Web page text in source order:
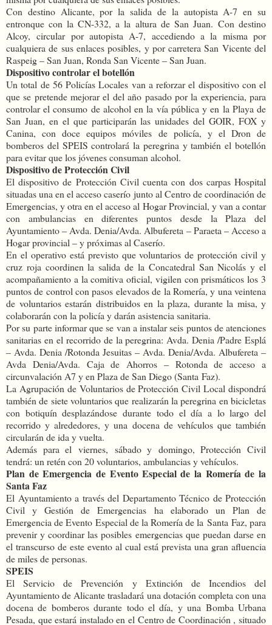
Con destino Alicante, por la salida de la autopista A-7 en su
entronque con la CN-332, a la altura de San Juan. Con destino
Alcoy, circular por autopista A-7, accediendo a la misma por
cualquiera de sus enlaces posibles, y por carretera San Vicente del
Raspeig – San Juan, Ronda San Vicente – San Juan.
Dispositivo controlar el botellón
Un total de 56 Policías Locales van a reforzar el dispositivo con el
que se pretende mejorar el del año pasado por la experiencia, para
controlar el consumo de alcohol en la vía pública y en la Playa de
San Juan, en el que participarán las unidades del GOIR, FOX y
Canina, con doce equipos móviles de policía, y el Dron de
bomberos del SPEIS controlará la peregrina y también el botellón
para evitar que los jóvenes consuman alcohol.
Dispositivo de Protección Civil
El dispositivo de Protección Civil cuenta con dos carpas Hospital
situadas una en el acceso caserío junto al Centro de coordinación de
Emergencias, y otra en el acceso al Hogar Provincial, y van a contar
con ambulancias en diferentes puntos desde la Plaza del
Ayuntamiento – Avda. Denia/Avda. Albufereta – Paraeta – Acceso a
Hogar provincial – y próximas al Caserío.
En el operativo está previsto que voluntarios de protección civil y
cruz roja coordinen la salida de la Concatedral San Nicolás y el
acompañamiento a la comitiva oficial, vigilen con prismáticos los 3
puntos de control con pasos elevados de la Romería, y una veintena
de voluntarios estarán distribuidos en la plaza, durante la misa, y
colaborarán con la policía y darán asistencia sanitaria.
Por su parte informar que se van a instalar seis puntos de atenciones
sanitarias en el recorrido de la peregrina: Avda. Denia /Padre Esplá
– Avda. Denia /Rotonda Jesuitas – Avda. Denia/Avda. Albufereta –
Avda Denia/Avda. Caja de Ahorros – Rotonda de acceso a
circunvalación A7 y en Plaza de San Diego (Santa Faz).
La Agrupación de Voluntarios de Protección Civil Local dispondrá
también de siete voluntarios que realizarán la peregrina en bicicletas
con botiquín desplazándose durante todo el día a lo largo del
recorrido y alrededores, y una docena de vehículos que también
circularán de ida y vuelta.
Además para el viernes, sábado y domingo, Protección Civil
tendrá: un retén con 20 voluntarios, ambulancias y vehículos.
Plan de Emergencia de Evento Especial de la Romería de la
Santa Faz
El Ayuntamiento a través del Departamento Técnico de Protección
Civil y Gestión de Emergencias ha elaborado un Plan de
Emergencia de Evento Especial de la Romería de la Santa Faz, para
prevenir y coordinar las posibles emergencias que puedan darse en
el transcurso de este evento al cual está prevista una gran afluencia
de miles de personas.
SPEIS
El Servicio de Prevención y Extinción de Incendios del
Ayuntamiento de Alicante trasladará una dotación completa con una
docena de bomberos durante todo el día, y una Bomba Urbana
Pesada, que estará instalado en el Centro de Coordinación , situado